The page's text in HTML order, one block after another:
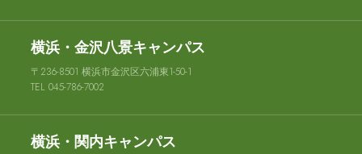
横浜・金沢八景キャンパス
〒236-8501 横浜市金沢区六浦東1-50-1
TEL 045-786-7002
横浜・関内キャンパス